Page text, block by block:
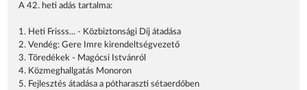
A 42. heti adás tartalma:
1. Heti Frisss... - Közbiztonsági Díj átadása
2. Vendég: Gere Imre kirendeltségvezető
3. Töredékek - Magócsi Istvánról
4. Közmeghallgatás Monoron
5. Fejlesztés átadása a pótharaszti sétaerdőben